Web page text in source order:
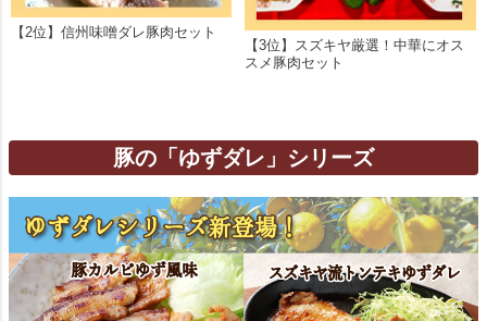
【2位】信州味噌ダレ豚肉セット
【3位】スズキヤ厳選！中華にオス
スメ豚肉セット
豚の「ゆずダレ」シリーズ